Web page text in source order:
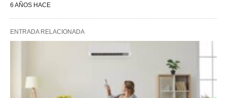
6 AÑOS HACE
ENTRADA RELACIONADA